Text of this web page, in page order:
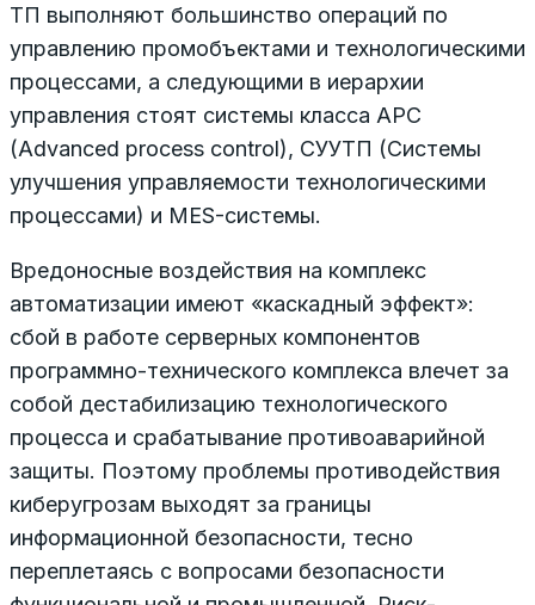
ТП выполняют большинство операций по
управлению промобъектами и технологическими
процессами, а следующими в иерархии
управления стоят системы класса APC
(Advanced process control), СУУТП (Системы
улучшения управляемости технологическими
процессами) и MES-системы.
Вредоносные воздействия на комплекс
автоматизации имеют «каскадный эффект»:
сбой в работе серверных компонентов
программно-технического комплекса влечет за
собой дестабилизацию технологического
процесса и срабатывание противоаварийной
защиты. Поэтому проблемы противодействия
киберугрозам выходят за границы
информационной безопасности, тесно
переплетаясь с вопросами безопасности